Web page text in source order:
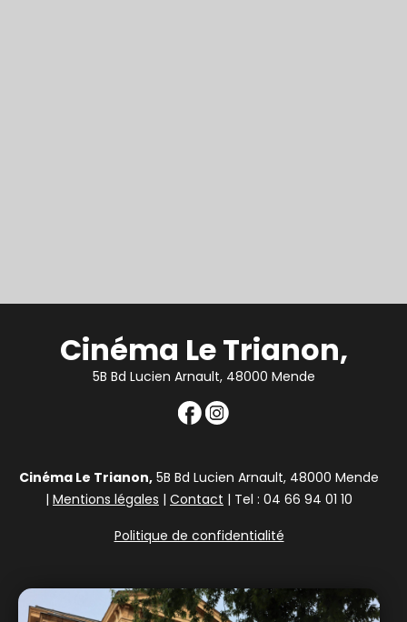
Cinéma Le Trianon,
5B Bd Lucien Arnault, 48000 Mende
Cinéma Le Trianon, 5B Bd Lucien Arnault, 48000 Mende
| Mentions légales | Contact | Tel : 04 66 94 01 10
Politique de confidentialité